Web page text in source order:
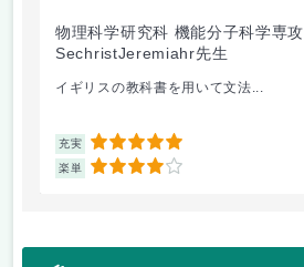
物理科学研究科 機能分子科学専攻
SechristJeremiahr先生
イギリスの教科書を用いて文法...
充実 5
楽単 4